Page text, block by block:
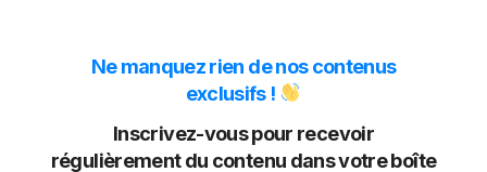
Ne manquez rien de nos contenus
exclusifs !
Inscrivez-vous pour recevoir
régulièrement du contenu dans votre boîte